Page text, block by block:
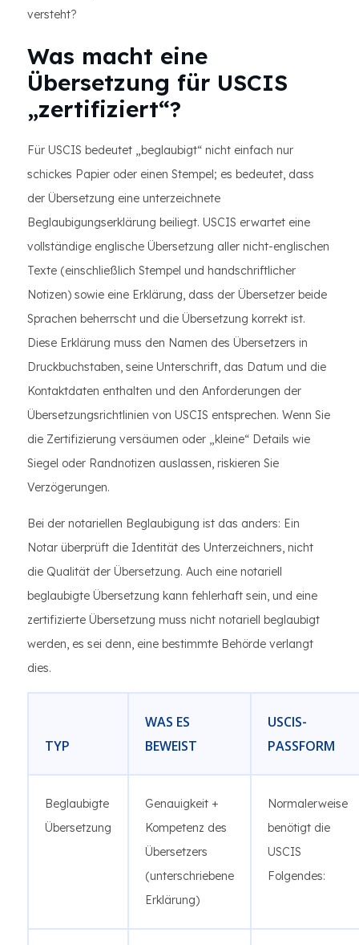
versteht?
Was macht eine
Übersetzung für USCIS
„zertifiziert“?
Für USCIS bedeutet „beglaubigt“ nicht einfach nur
schickes Papier oder einen Stempel; es bedeutet, dass
der Übersetzung eine unterzeichnete
Beglaubigungserklärung beiliegt. USCIS erwartet eine
vollständige englische Übersetzung aller nicht-englischen
Texte (einschließlich Stempel und handschriftlicher
Notizen) sowie eine Erklärung, dass der Übersetzer beide
Sprachen beherrscht und die Übersetzung korrekt ist.
Diese Erklärung muss den Namen des Übersetzers in
Druckbuchstaben, seine Unterschrift, das Datum und die
Kontaktdaten enthalten und den Anforderungen der
Übersetzungsrichtlinien von USCIS entsprechen. Wenn Sie
die Zertifizierung versäumen oder „kleine“ Details wie
Siegel oder Randnotizen auslassen, riskieren Sie
Verzögerungen.
Bei der notariellen Beglaubigung ist das anders: Ein
Notar überprüft die Identität des Unterzeichners, nicht
die Qualität der Übersetzung. Auch eine notariell
beglaubigte Übersetzung kann fehlerhaft sein, und eine
zertifizierte Übersetzung muss nicht notariell beglaubigt
werden, es sei denn, eine bestimmte Behörde verlangt
dies.
TYP
WAS ES
BEWEIST
USCIS-
PASSFORM
Beglaubigte
Übersetzung
Genauigkeit +
Kompetenz des
Übersetzers
(unterschriebene
Erklärung)
Normalerweise
benötigt die
USCIS
Folgendes: